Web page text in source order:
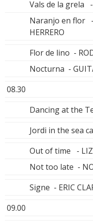
Vals de la grela -
Naranjo en flor -
HERRERO
Flor de lino -
Nocturna -
08.30
Dancing at the
Jordi in the sea
Out of time - LIZ
Not too late -
Signe - ERIC
09.00